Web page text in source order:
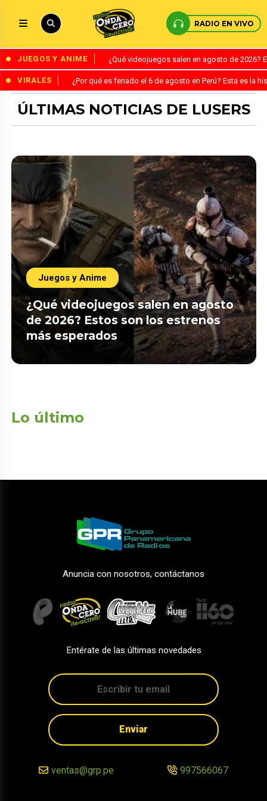
RADIO EN VIVO
JUEGOS Y ANIME ¿Qué videojuegos salen en agosto de
VIRALES ¿Por qué es feriado el 6 de agosto en Perú? Esta es la
ÚLTIMAS NOTICIAS DE LUSERS
Juegos y Anime
¿Qué videojuegos salen en agosto
de 2026? Estos son los estrenos
más esperados
Lo último
Anuncia con nosotros, contáctanos
Entérate de las últimas novedades
Enviar
ventas@grp.pe 997566067